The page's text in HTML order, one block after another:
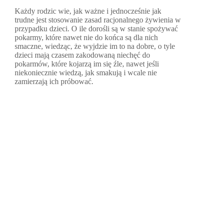
Każdy rodzic wie, jak ważne i jednocześnie jak
trudne jest stosowanie zasad racjonalnego żywienia w
przypadku dzieci. O ile dorośli są w stanie spożywać
pokarmy, które nawet nie do końca są dla nich
smaczne, wiedząc, że wyjdzie im to na dobre, o tyle
dzieci mają czasem zakodowaną niechęć do
pokarmów, które kojarzą im się źle, nawet jeśli
niekoniecznie wiedzą, jak smakują i wcale nie
zamierzają ich próbować.